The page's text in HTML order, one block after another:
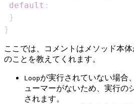
default :
}
}
ここでは、コメントはメソッド本
のことを教えてくれます。
Loopが実行されていない場合
ューマーがないため、実行の
されます。